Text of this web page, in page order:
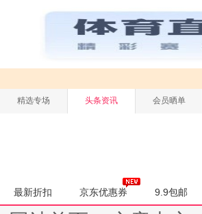
精选专场 头条资讯 会员晒单
最新折扣 京东优惠券 9.9包邮